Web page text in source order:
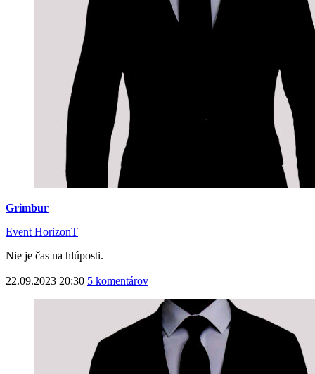
Grimbur
Event HorizonT
Nie je čas na hlúposti.
22.09.2023 20:30 5 komentárov